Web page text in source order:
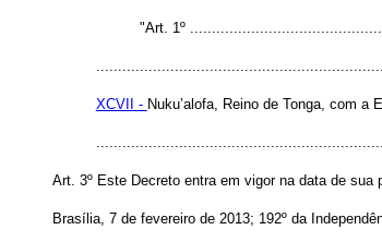
"Art. 1º
XCVII - Nuku’alofa, Reino de Tonga, com a
Art. 3º Este Decreto entra em vigor na data de sua
Brasília, 7 de fevereiro de 2013; 192º da